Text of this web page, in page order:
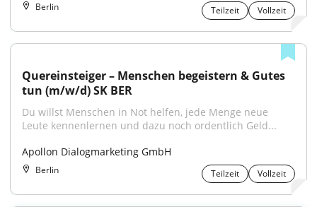
Berlin Teilzeit Vollzeit
Quereinsteiger – Menschen begeistern & Gutes
tun (m/w/d) SK BER
Du willst Menschen in Not helfen, jede Menge neue
Leute kennenlernen und dazu noch ordentlich Geld...
Apollon Dialogmarketing GmbH
Berlin Teilzeit Vollzeit